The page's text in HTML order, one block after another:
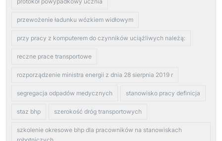
przewożenie ładunku wózkiem widłowym
przy pracy z komputerem do czynników uciążliwych należą:
reczne prace transportowe
rozporządzenie ministra energii z dnia 28 sierpnia 2019 r
segregacja odpadów medycznych stanowisko pracy definicja
staz bhp szerokość dróg transportowych
szkolenie okresowe bhp dla pracowników na stanowiskach